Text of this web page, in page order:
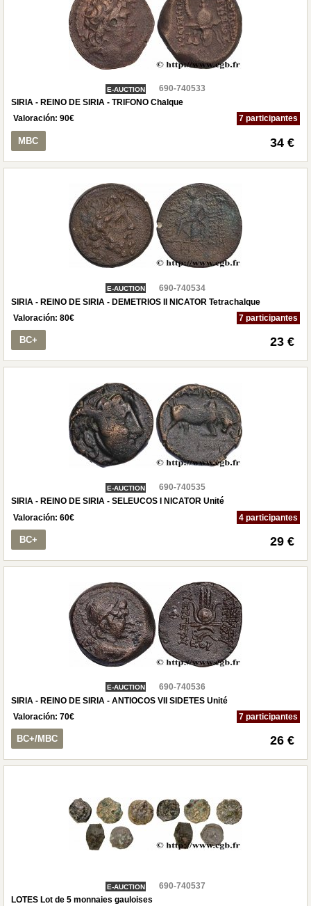
E-AUCTION
690-740533
SIRIA - REINO DE SIRIA - TRIFONO Chalque
Valoración: 90€ 7 participantes
MBC 34 €
E-AUCTION
690-740534
SIRIA - REINO DE SIRIA - DEMETRIOS II NICATOR Tetrachalque
Valoración: 80€ 7 participantes
BC+ 23 €
E-AUCTION
690-740535
SIRIA - REINO DE SIRIA - SELEUCOS I NICATOR Unité
Valoración: 60€ 4 participantes
BC+ 29 €
E-AUCTION
690-740536
SIRIA - REINO DE SIRIA - ANTIOCOS VII SIDETES Unité
Valoración: 70€ 7 participantes
BC+/MBC 26 €
E-AUCTION
690-740537
LOTES Lot de 5 monnaies gauloises